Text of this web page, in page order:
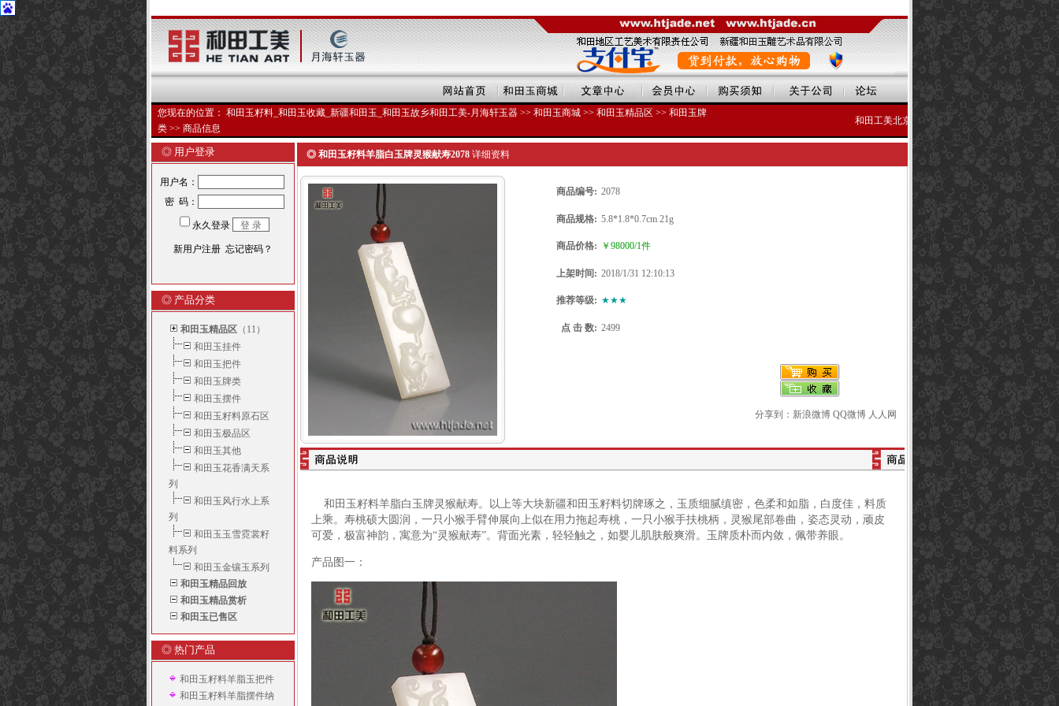
您现在的位置： 和田玉籽料_和田玉收藏_新疆和田玉_和田玉故乡和田工美-月海轩玉器 >> 和田玉商城 >> 和田玉精品区 >> 和田玉牌
类 >> 商品信息
和田工美北京专卖店 地址：北京市车公庄大街乙
◎ 用户登录
◎ 产品分类
和田玉精品区 （11）
和田玉挂件
和田玉把件
和田玉牌类
和田玉摆件
和田玉籽料原石区
和田玉极品区
和田玉其他
和田玉花香满天系
列
和田玉风行水上系
列
和田玉玉雪霓裳籽
料系列
和田玉金镶玉系列
和田玉精品回放
和田玉精品赏析
和田玉已售区
◎ 热门产品
和田玉籽料羊脂玉把件
和田玉籽料羊脂摆件纳
◎ 和田玉籽料羊脂白玉牌灵猴献寿2078 详细资料
商品编号: 2078
商品规格: 5.8*1.8*0.7cm 21g
商品价格: ￥98000/1件
上架时间: 2018/1/31 12:10:13
推荐等级: ★★★
点 击 数: 2499
分享到： 新浪微博 QQ微博 人人网
和田玉籽料羊脂白玉牌灵猴献寿。以上等大块新疆和田玉籽料切牌琢之，玉质细腻缜密，色柔和如脂，白度佳，料质
上乘。寿桃硕大圆润，一只小猴手臂伸展向上似在用力拖起寿桃，一只小猴手扶桃柄，灵猴尾部卷曲，姿态灵动，顽皮
可爱，极富神韵，寓意为“灵猴献寿”。背面光素，轻轻触之，如婴儿肌肤般爽滑。玉牌质朴而内敛，佩带养眼。
产品图一：